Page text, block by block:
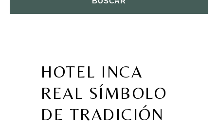
HOTEL INCA
REAL SÍMBOLO
DE TRADICIÓN